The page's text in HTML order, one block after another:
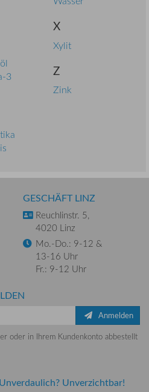
3
X
Xylit
Z
Zink
GESCHÄFT LINZ
Reuchlinstr. 5,
4020 Linz
Mo.-Do.: 9-12 &
13-16 Uhr
Fr.: 9-12 Uhr
Anmelden
oder in Ihrem Kundenkonto abbestellt
Unverzichtbar!